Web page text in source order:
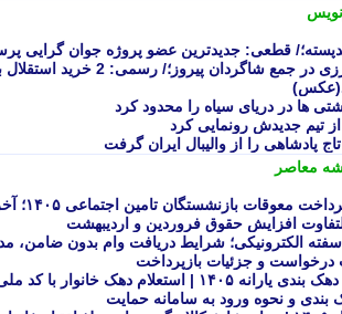
قطعی: جدیدترین عضو پروژه جوان گرایی
خلیفه و گودرزی در جمع شاگردان پیروز؛/ رسمی: 2 خرید
ها در دریای سیاه را محدود کرد
تیم جدیدش رونمایی کرد
تاج پادشاهی را از والیبال ایران گرفت
معاصر
زمان نهایی پرداخت
التفاوت افزایش حقوق فروردین و اردیبهشت
الکترونیکی؛ شرایط دریافت وام بدون ضامن،
درخواست و جزئیات بازپرداخت
سامانه جدید دهک بندی یارانه ۱۴۰۵ | استعلام دهک خانوار با کد
بندی و نحوه ورود به سامانه حمایت
سالگی در سال 1370
خرید بعدی
تصمیم نهایی
آخرین محک
شروع لیگ؛
آزمایش می کند
1405؛
متولدین تمام ماه
یادآوری